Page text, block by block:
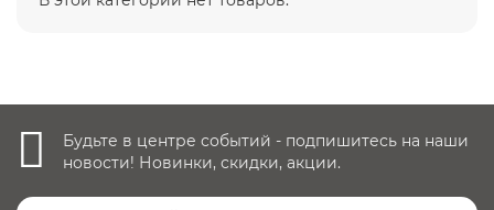
Будьте в центре событий - подпишитесь на наши
новости! Новинки, скидки, акции.